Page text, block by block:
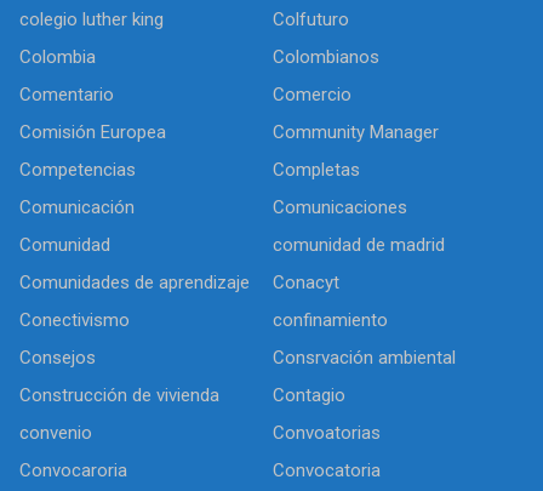
colegio luther king
Colfuturo
Colombia
Colombianos
Comentario
Comercio
Comisión Europea
Community Manager
Competencias
Completas
Comunicación
Comunicaciones
Comunidad
comunidad de madrid
Comunidades de aprendizaje
Conacyt
Conectivismo
confinamiento
Consejos
Consrvación ambiental
Construcción de vivienda
Contagio
convenio
Convoatorias
Convocaroria
Convocatoria